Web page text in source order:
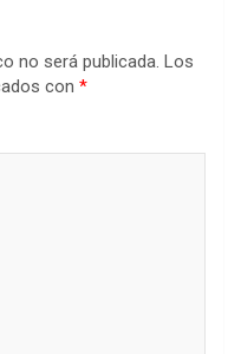
no será publicada. Los
con *